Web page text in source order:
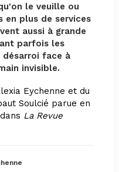
le veuille ou
en plus de services
aussi à grande
parfois les
désarroi face à
invisible.
Eychenne et du
Soulcié parue en
La Revue